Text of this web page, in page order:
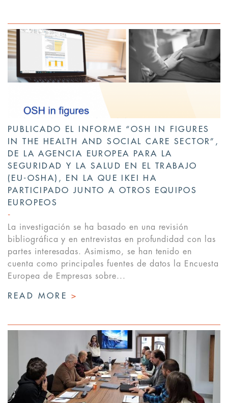
PUBLICADO EL INFORME “OSH IN FIGURES
IN THE HEALTH AND SOCIAL CARE SECTOR”,
DE LA AGENCIA EUROPEA PARA LA
SEGURIDAD Y LA SALUD EN EL TRABAJO
(EU-OSHA), EN LA QUE IKEI HA
PARTICIPADO JUNTO A OTROS EQUIPOS
EUROPEOS
La investigación se ha basado en una revisión
bibliográfica y en entrevistas en profundidad con las
partes interesadas. Asimismo, se han tenido en
cuenta como principales fuentes de datos la Encuesta
Europea de Empresas sobre...
READ MORE >